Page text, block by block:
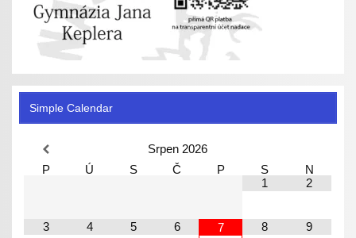
Simple Calendar
Srpen 2026
P
Ú S Č P S
N
1
2
3 4 5 6 7 8 9